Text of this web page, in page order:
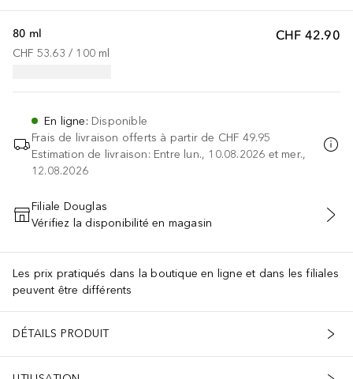
CHF 42.90
80 ml
CHF 53.63 / 100 ml
En ligne: Disponible
Frais de livraison offerts à partir de CHF 49.95
Estimation de livraison: Entre lun., 10.08.2026 et mer.,
12.08.2026
AJOUTER AU PANIER
Filiale Douglas
Vérifiez la disponibilité en magasin
Les prix pratiqués dans la boutique en ligne et dans les filiales
peuvent être différents
DÉTAILS PRODUIT